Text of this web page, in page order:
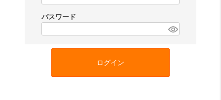
須
パスワード
ログイン